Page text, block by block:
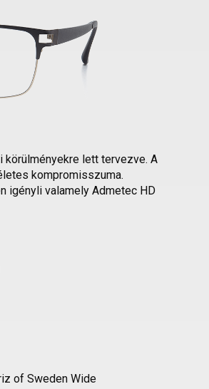
lett tervezve. A
kompromisszuma.
igényli valamely Admetec HD
of Sweden Wide